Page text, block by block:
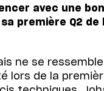
avec une
première Q2 de
ne se
lors de la